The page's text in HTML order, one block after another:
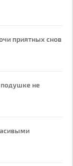
приятных снов
подушке не